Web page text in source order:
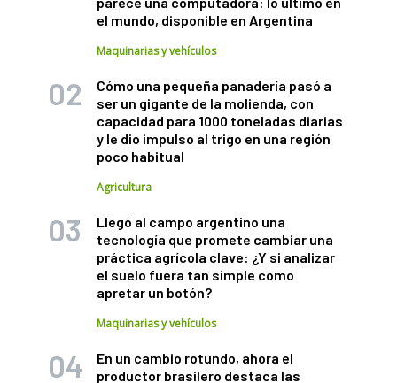
el mundo, disponible en Argentina
Maquinarias y vehículos
Cómo una pequeña panadería pasó a
ser un gigante de la molienda, con
capacidad para 1000 toneladas diarias
y le dio impulso al trigo en una región
poco habitual
Agricultura
Llegó al campo argentino una
tecnología que promete cambiar una
práctica agrícola clave: ¿Y si analizar
el suelo fuera tan simple como
apretar un botón?
Maquinarias y vehículos
En un cambio rotundo, ahora el
productor brasilero destaca las